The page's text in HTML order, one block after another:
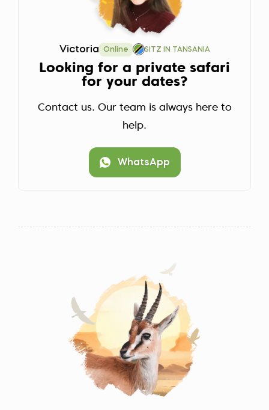
Victoria Online SITZ IN TANSANIA
Looking for a private safari
for your dates?
Contact us. Our team is always here to
help.
WhatsApp